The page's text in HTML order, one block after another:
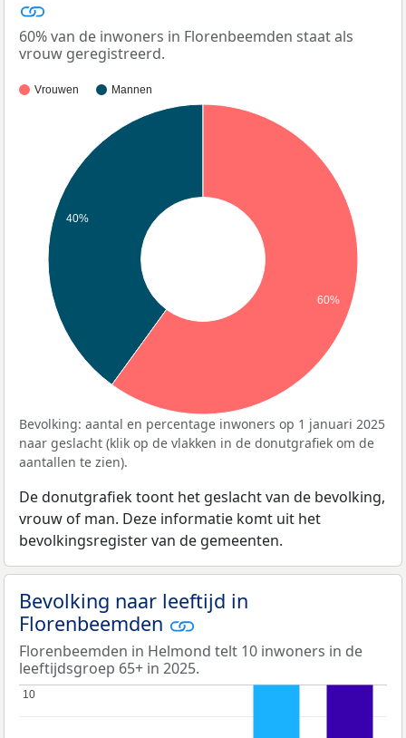
60% van de inwoners in Florenbeemden staat als
vrouw geregistreerd.
Vrouwen Mannen
40%
60%
Bevolking: aantal en percentage inwoners op 1 januari 2025
naar geslacht (klik op de vlakken in de donutgrafiek om de
aantallen te zien).
De donutgrafiek toont het geslacht van de bevolking,
vrouw of man. Deze informatie komt uit het
bevolkingsregister van de gemeenten.
Bevolking naar leeftijd in
Florenbeemden
Florenbeemden in Helmond telt 10 inwoners in de
leeftijdsgroep 65+ in 2025.
10
10